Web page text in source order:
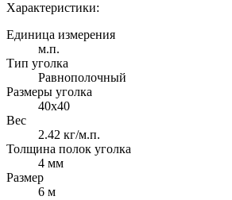
Характеристики:
Единица измерения
м.п.
Тип уголка
Равнополочный
Размеры уголка
40х40
Вес
2.42 кг/м.п.
Толщина полок уголка
4 мм
Размер
6 м